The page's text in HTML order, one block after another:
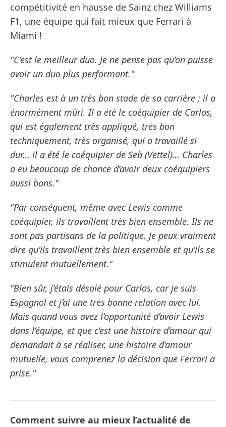
compétitivité en hausse de Sainz chez Williams
F1, une équipe qui fait mieux que Ferrari à
Miami !
"C’est le meilleur duo. Je ne pense pas qu’on puisse
avoir un duo plus performant."
"Charles est à un très bon stade de sa carrière ; il a
énormément mûri. Il a été le coéquipier de Carlos,
qui est également très appliqué, très bon
techniquement, très organisé, qui a travaillé si
dur… il a été le coéquipier de Seb (Vettel)… Charles
a eu beaucoup de chance d’avoir deux coéquipiers
aussi bons."
"Par conséquent, même avec Lewis comme
coéquipier, ils travaillent très bien ensemble. Ils ne
sont pas partisans de la politique. Je peux vraiment
dire qu’ils travaillent très bien ensemble et qu’ils se
stimulent mutuellement."
"Bien sûr, j’étais désolé pour Carlos, car je suis
Espagnol et j’ai une très bonne relation avec lui.
Mais quand vous avez l’opportunité d’avoir Lewis
dans l’équipe, et que c’est une histoire d’amour qui
demandait à se réaliser, une histoire d’amour
mutuelle, vous comprenez la décision que Ferrari a
prise."
Comment suivre au mieux l’actualité de